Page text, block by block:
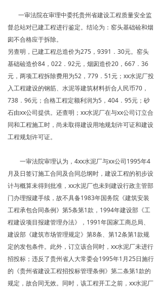
一审法院在审理中委托贵州省建设工程质量安全监
督总站对已建工程进行鉴定。结论为：窑头基础硷和烟
囱不合格应于拆除。
另查明，已建工程总造价为275，9391．30元。窑头
基础硷造价84，022．92元，烟囱造价20，667．36
元，两项工程拆除费用为52，779．51元；xx水泥厂投
入工程建设的钢筋、水泥等建筑材料折合人民币70，
738．96元；合格工程定额利润为5，404．95元；砂
石由xx公司提供。还查明；xx水泥厂在与xx公司订立合
同和工程施工时，尚未取得建设用地规划许可证和建设
工程规划许可证。
一审法院审理认为，4xx水泥厂与xx公司1995年4
月及日签订施工合同及合同总纲时，建设工程的初步设
计与概算未得到批准，xx水泥厂也未到建设行政主管部
门办理报建手续，故不具备1983年国务院《建筑安装
工程承包合同条例》第5条第1款，1994年建设部《工
程建设项目报建管理办法》，1991年国家工商总局、
建设部《建筑市场管理规定》第8条、第12条第1款规
定的发包条件。此外，订立该合同时，xx水泥厂未进行
招投标；违反了贵州省人大常委会1995年1月25日施行
的《贵州省建设工程招投标管理条例》第二条第1款的
规定，故合同无效。同时，该工程开工之前，xx水泥厂